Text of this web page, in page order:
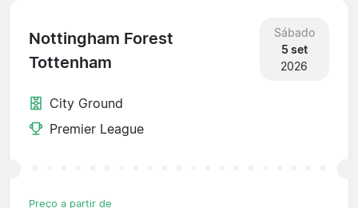
Nottingham Forest
Tottenham
Sábado
5 set
2026
City Ground
Premier League
Preço a partir de